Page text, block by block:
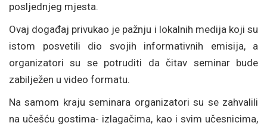
posljednjeg mjesta.
Ovaj događaj privukao je pažnju i lokalnih medija koji su
istom posvetili dio svojih informativnih emisija, a
organizatori su se potruditi da čitav seminar bude
zabilježen u video formatu.
Na samom kraju seminara organizatori su se zahvalili
na učešću gostima- izlagačima, kao i svim učesnicima,